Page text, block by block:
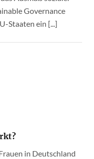
Governance
Staaten ein [...]
in Deutschland